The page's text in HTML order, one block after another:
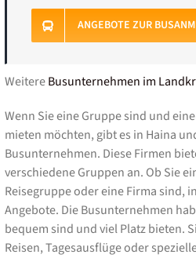
ANGEBOTE ZUR
WeitereBusunternehmen im
Wenn Sie eine Gruppe sind und
mieten möchten, gibt es in Haina
Busunternehmen. Diese Firmen
verschiedene Gruppen an. Ob Sie
Reisegruppe oder eine Firma sind,
Angebote. Die Busunternehmen
bequem sind und viel Platz bieten.
Reisen, Tagesausflüge oder